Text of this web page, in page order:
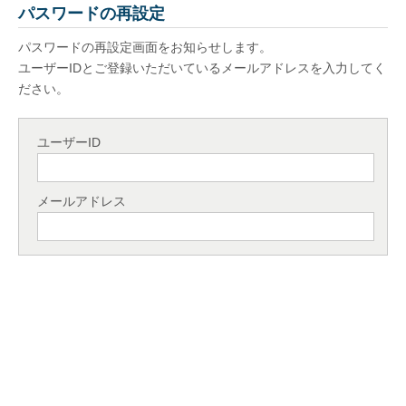
パスワードの再設定
パスワードの再設定画面をお知らせします。
ユーザーIDとご登録いただいているメールアドレスを入力してく
ださい。
ユーザーID
メールアドレス